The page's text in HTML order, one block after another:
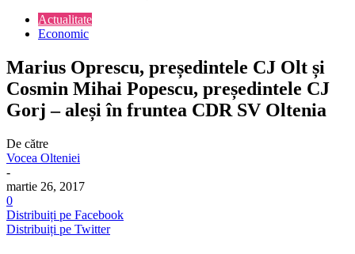
Actualitate
Economic
Marius Oprescu, președintele CJ Olt și
Cosmin Mihai Popescu, președintele CJ
Gorj – aleși în fruntea CDR SV Oltenia
De către
Vocea Olteniei
-
martie 26, 2017
0
Distribuiți pe Facebook
Distribuiți pe Twitter